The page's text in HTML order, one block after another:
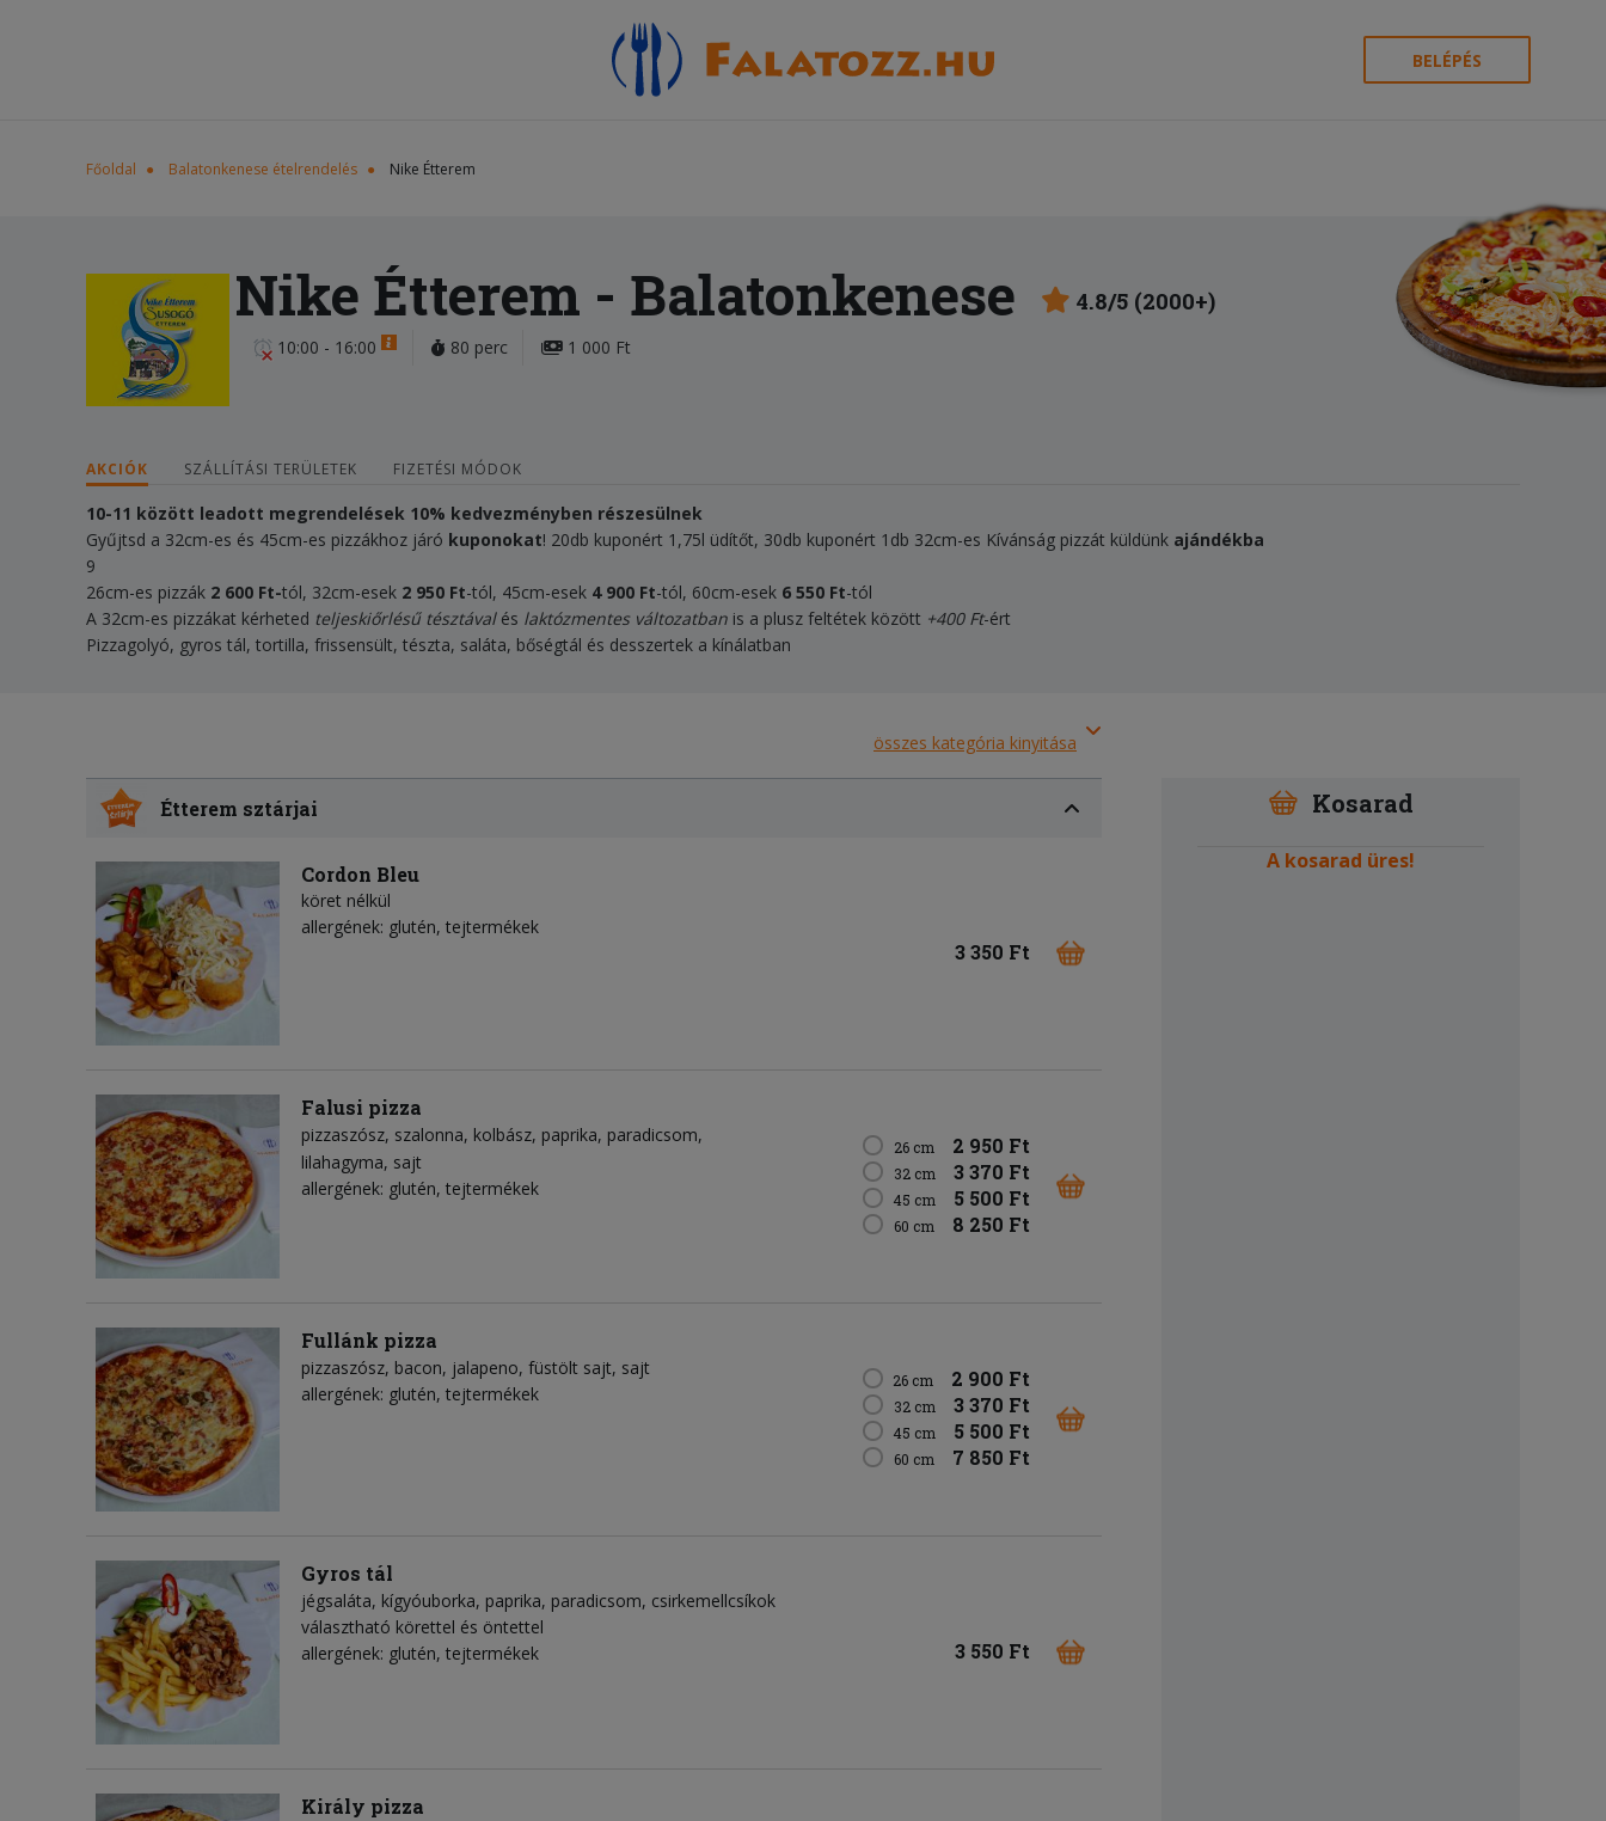
BELÉPÉS
Főoldal Balatonkenese ételrendelés Nike Étterem
Nike Étterem - Balatonkenese 4.8/5 (2000+)
10:00 - 16:00 80 perc 1 000 Ft
AKCIÓK SZÁLLÍTÁSI TERÜLETEK FIZETÉSI MÓDOK
10-11 között leadott megrendelések 10% kedvezményben részesülnek
Gyűjtsd a 32cm-es és 45cm-es pizzákhoz járó kuponokat! 20db kuponért 1,75l üdítőt, 30db kuponért 1db 32cm-es Kívánság pizzát küldünk ajándékba
9
26cm-es pizzák 2 600 Ft-tól, 32cm-esek 2 950 Ft-tól, 45cm-esek 4 900 Ft-tól, 60cm-esek 6 550 Ft-tól
A 32cm-es pizzákat kérheted teljeskiőrlésű tésztávalés laktózmentes változatban is a plusz feltétek között +400 Ft-ért
Pizzagolyó, gyros tál, tortilla, frissensült, tészta, saláta, bőségtál és desszertek a kínálatban
összes kategória kinyitása
Étterem sztárjai
Cordon Bleu
köret nélkül
allergének: glutén, tejtermékek
3 350 Ft
Falusi pizza
pizzaszósz szalonna kolbász paprika paradicsom
lilahagyma sajt
allergének: glutén, tejtermékek
26 cm 2 950 Ft
32 cm 3 370 Ft
45 cm 5 500 Ft
60 cm 8 250 Ft
Fullánk pizza
pizzaszósz bacon jalapeno füstölt sajt sajt
allergének: glutén, tejtermékek
26 cm 2 900 Ft
32 cm 3 370 Ft
45 cm 5 500 Ft
60 cm 7 850 Ft
Gyros tál
jégsaláta kígyóuborka paprika paradicsom csirkemellcsíkok
választható körettel és öntettel
allergének: glutén, tejtermékek
3 550 Ft
Király pizza
Kosarad
A kosarad üres!